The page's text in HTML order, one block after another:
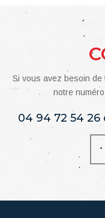
Si vous avez besoin de
notre
04 94 72 54 26